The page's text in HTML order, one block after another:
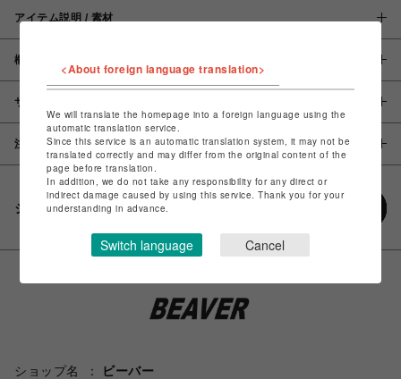
アイテム説明 / 素材
概要
サイズ
注意事項
シェアする
ショップ名
ビーバー
<About foreign language translation>
We will translate the homepage into a foreign language using the
automatic translation service.
Since this service is an automatic translation system, it may not be
translated correctly and may differ from the original content of the
page before translation.
In addition, we do not take any responsibility for any direct or
indirect damage caused by using this service. Thank you for your
understanding in advance.
Switch language Cancel